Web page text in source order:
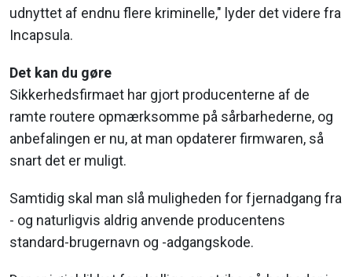
udnyttet af endnu flere kriminelle," lyder det videre fra
Incapsula.
Det kan du gøre
Sikkerhedsfirmaet har gjort producenterne af de
ramte routere opmærksomme på sårbarhederne, og
anbefalingen er nu, at man opdaterer firmwaren, så
snart det er muligt.
Samtidig skal man slå muligheden for fjernadgang fra
- og naturligvis aldrig anvende producentens
standard-brugernavn og -adgangskode.